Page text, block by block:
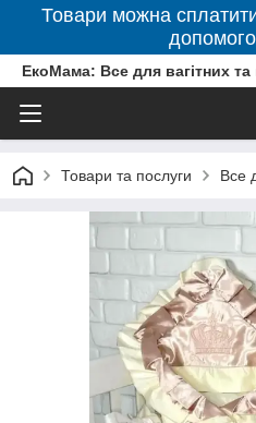
Товари можна
ЕкоМама: Все для вагітних
Товари та послуги Все